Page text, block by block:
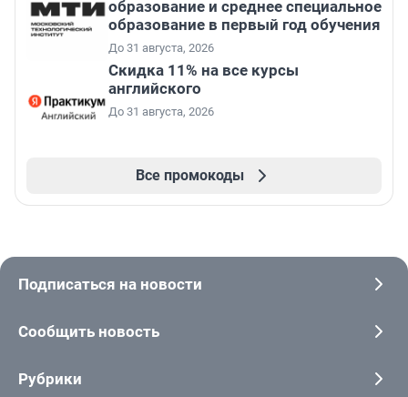
образование и среднее специальное
образование в первый год обучения
До 31 августа, 2026
Скидка 11% на все курсы
английского
До 31 августа, 2026
Все промокоды
Подписаться на новости
Сообщить новость
Рубрики